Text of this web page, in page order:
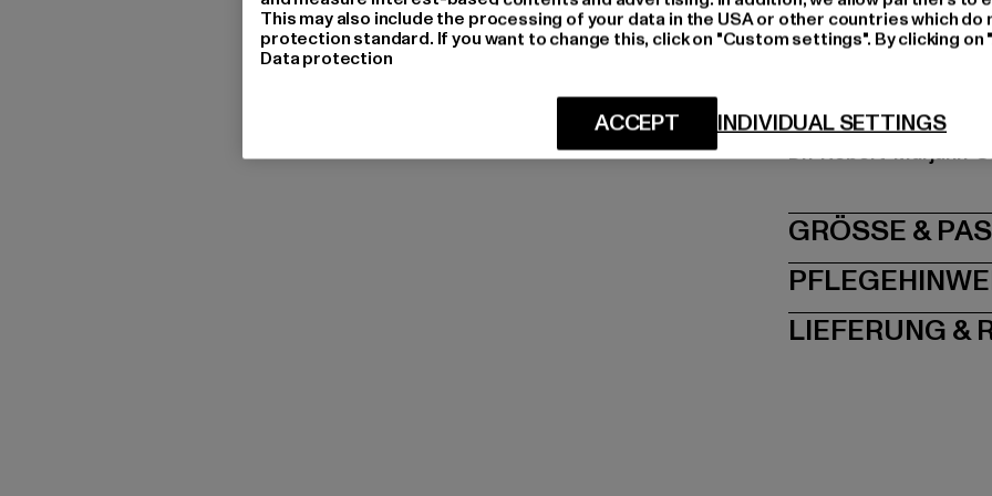
Hersteller Farbe:
Hersteller: TB
Dr.-Robert-Murjahn-
GRÖSSE
LIEFERUNG &
This may also include the processing of your data in the USA or other countries which do
protection standard. If you want to change this, click on "Custom settings". By clicking
Data protection
INDIVIDUAL SETTINGS
ACCEPT